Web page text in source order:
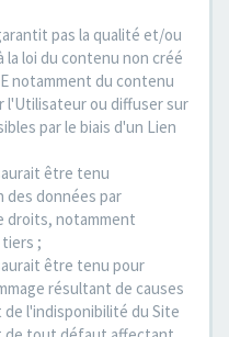
pas la qualité et/ou
loi du contenu non créé
notamment du contenu
l'Utilisateur ou diffuser sur
par le biais d'un Lien
être tenu
des données par
droits, notamment
;
être tenu pour
résultant de causes
l'indisponibilité du Site